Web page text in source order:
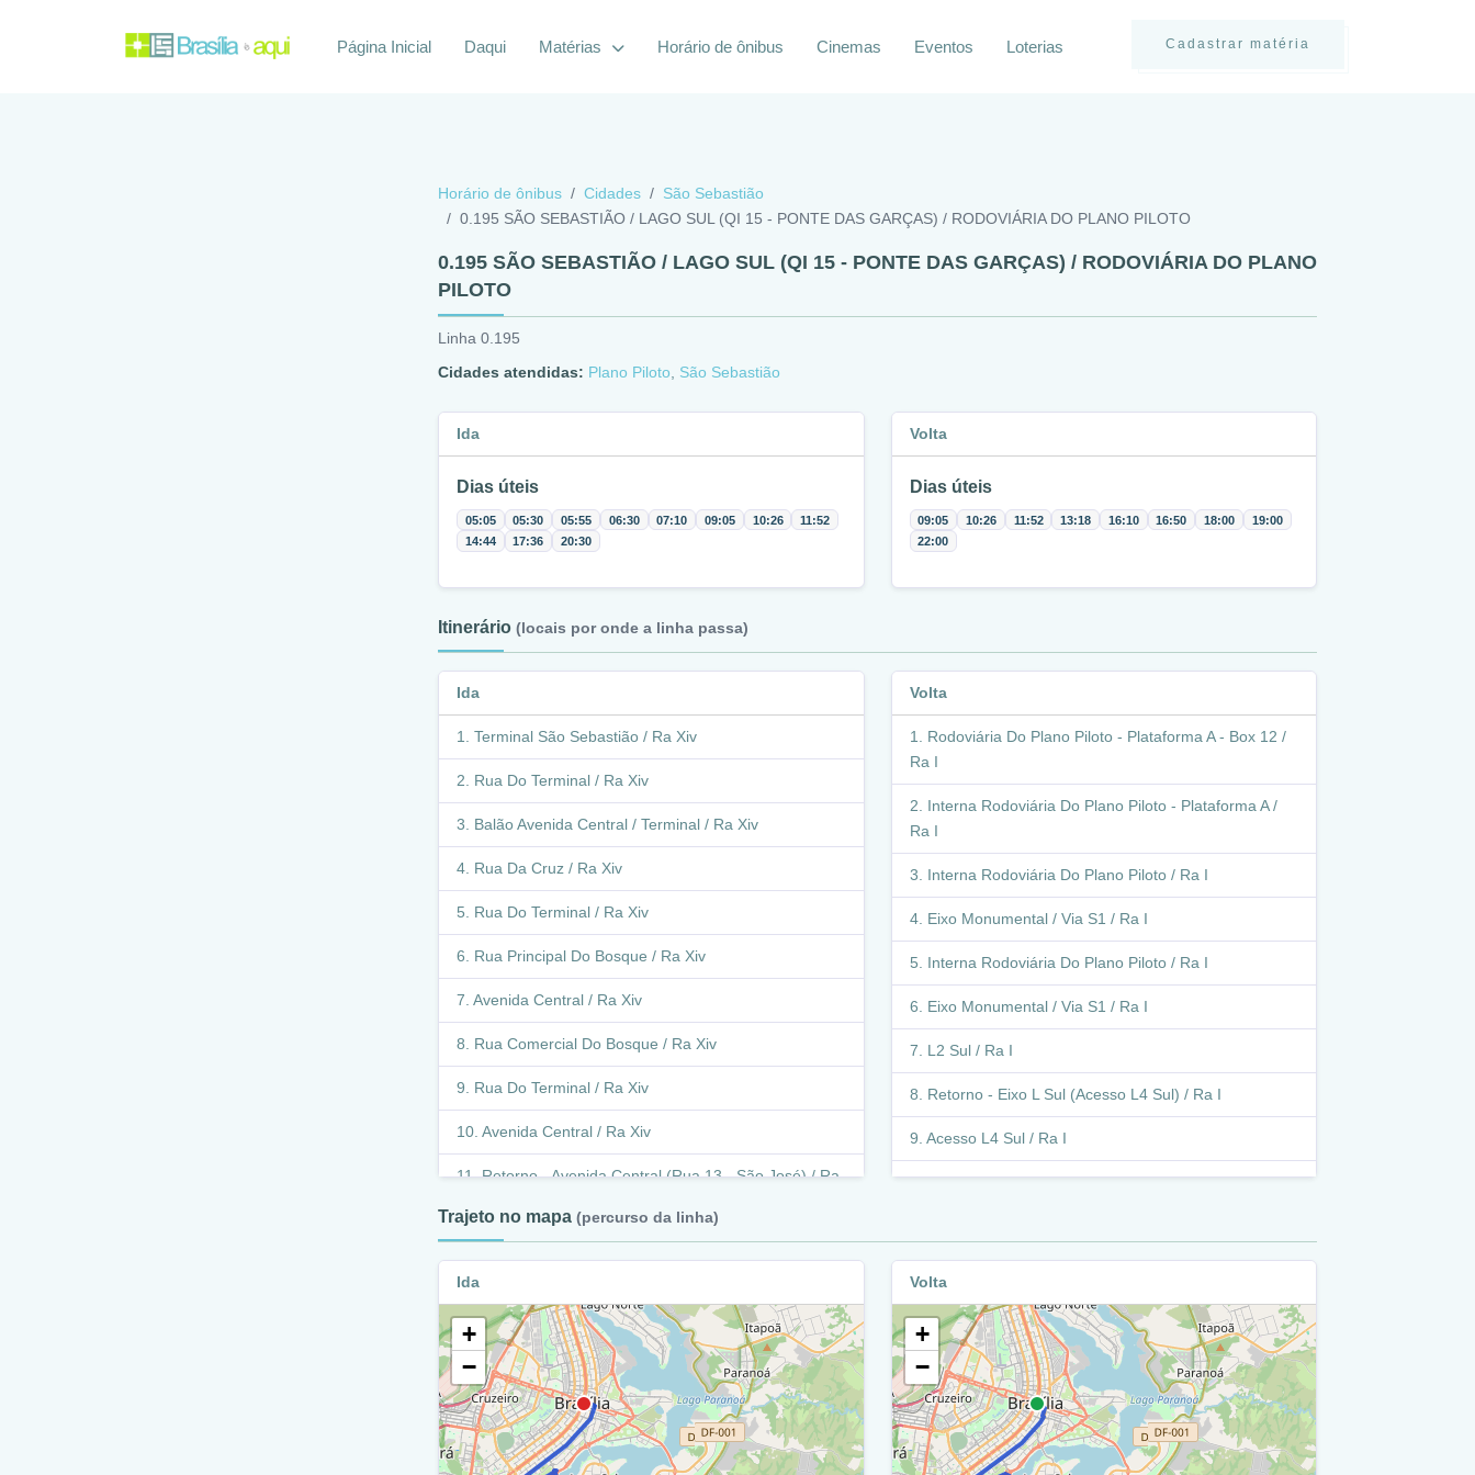
Cadastrar matéria
Página Inicial Daqui Matérias Horário de ônibus Cinemas Eventos Loterias
Horário de ônibus Cidades
São Sebastião
0.195 SÃO SEBASTIÃO / LAGO SUL (QI 15 - PONTE DAS GARÇAS) / RODOVIÁRIA DO PLANO PILOTO
0.195 SÃO SEBASTIÃO / LAGO SUL (QI 15 - PONTE DAS GARÇAS) / RODOVIÁRIA DO PLANO
PILOTO
Linha 0.195
Cidades atendidas: Plano Piloto São Sebastião
Ida
Dias úteis
05:05 05:30 05:55 06:30 07:10 09:05 10:26
11:52
14:44
17:36 20:30
Volta
Dias úteis
09:05 10:26 11:52 13:18 16:10 16:50 18:00
19:00
22:00
Itinerário (locais por onde a linha passa)
Ida
Terminal São Sebastião / Ra Xiv
Rua Do Terminal / Ra Xiv
Balão Avenida Central / Terminal / Ra Xiv
Rua Da Cruz / Ra Xiv
Rua Do Terminal / Ra Xiv
Rua Principal Do Bosque / Ra Xiv
Avenida Central / Ra Xiv
Rua Comercial Do Bosque / Ra Xiv
Rua Do Terminal / Ra Xiv
Avenida Central / Ra Xiv
Retorno - Avenida Central (Rua 13 - São José) / Ra
Rua Da Gameleira / Ra Xiv
Avenida São Sebastião / Ra Xiv
Acesso A Rua Marginal De Agudo / Ra Xiv
Avenida Comercial / Ra Xiv
Avenida Central / Ra Xiv
Volta
Rodoviária Do Plano Piloto - Plataforma A - Box 12 /
Ra I
Interna Rodoviária Do Plano Piloto - Plataforma A /
Ra I
Interna Rodoviária Do Plano Piloto / Ra I
Eixo Monumental / Via S1 / Ra I
Interna Rodoviária Do Plano Piloto / Ra I
Eixo Monumental / Via S1 / Ra I
L2 Sul / Ra I
Retorno - Eixo L Sul (Acesso L4 Sul) / Ra I
Acesso L4 Sul / Ra I
Retorno - L2 Norte (Esmpu - Prdf) / Ra I
Cls 408/409 / Ra I
Df-004 / L4 Sul / Ra I
L2 Sul / Ra I
Ponte Das Garças / 1ª Ponte / Ra I
Trajeto no mapa (percurso da linha)
Ida
+
−
Volta
+
−